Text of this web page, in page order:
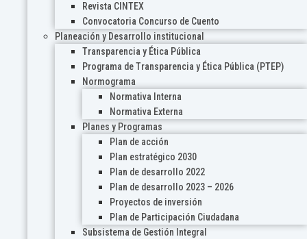
Revista CINTEX
Convocatoria Concurso de Cuento
Planeación y Desarrollo institucional
Transparencia y Ética Pública
Programa de Transparencia y Ética Pública (PTEP)
Normograma
Normativa Interna
Normativa Externa
Planes y Programas
Plan de acción
Plan estratégico 2030
Plan de desarrollo 2022
Plan de desarrollo 2023 – 2026
Proyectos de inversión
Plan de Participación Ciudadana
Subsistema de Gestión Integral